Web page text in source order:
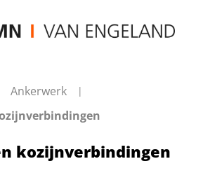
Ankerwerk
kozijnverbindingen